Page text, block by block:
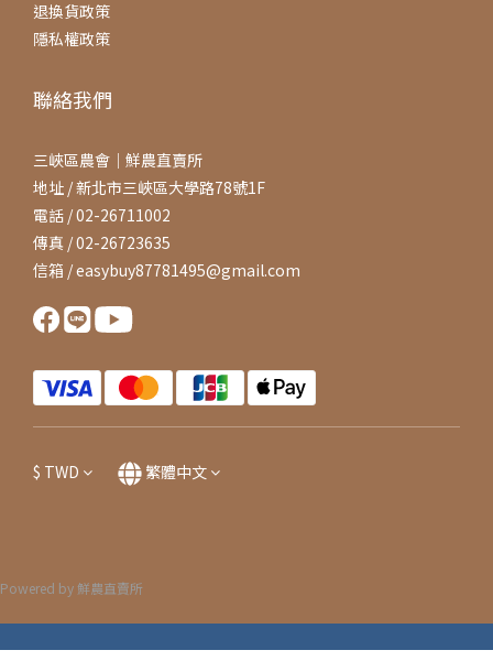
退換貨政策
隱私權政策
聯絡我們
三峽區農會｜鮮農直賣所
地址 / 新北市三峽區大學路78號1F
電話 / 02-26711002
傳真 / 02-26723635
信箱 / easybuy87781495@gmail.com
$ TWD 繁體中文
Powered by 鮮農直賣所